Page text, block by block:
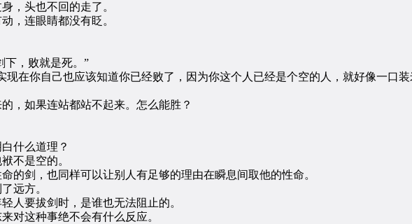
头也不回的走了。
连眼睛都没有眨。
，败就是死。”
你自己也应该知道你已经败了，因为你这个人已经是个空的人，就好像一口
如果连站都站不起来。怎么能胜？
什么道理？
不是空的。
剑，也同样可以让别人有足够的理由在瞬息间取他的性命。
远方。
要拔剑时，是谁也无法阻止的。
这种事绝不会有什么反应。